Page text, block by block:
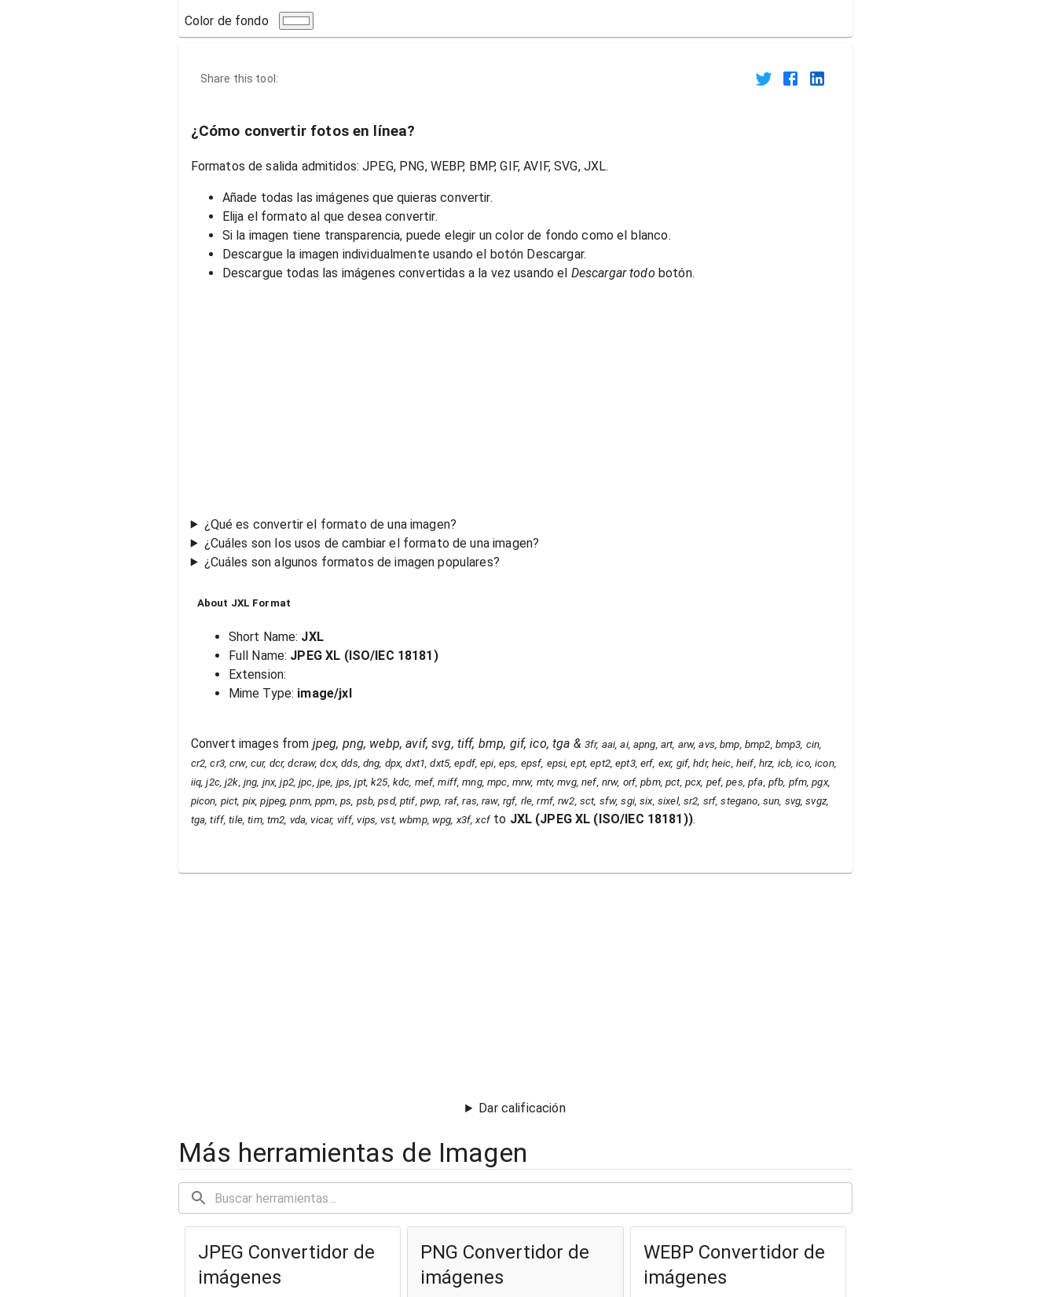
Color de fondo
Share this tool:
¿Cómo convertir fotos en línea?
Formatos de salida admitidos: JPEG, PNG, WEBP, BMP, GIF, AVIF, SVG, JXL.
Añade todas las imágenes que quieras convertir.
Elija el formato al que desea convertir.
Si la imagen tiene transparencia, puede elegir un color de fondo como el blanco.
Descargue la imagen individualmente usando el botón Descargar.
Descargue todas las imágenes convertidas a la vez usando el Descargar todo botón.
¿Qué es convertir el formato de una imagen?
¿Cuáles son los usos de cambiar el formato de una imagen?
¿Cuáles son algunos formatos de imagen populares?
About JXL Format
Short Name: JXL
Full Name: JPEG XL (ISO/IEC 18181)
Extension:
Mime Type: image/jxl
Convert images from jpeg, png, webp, avif, svg, tiff, bmp, gif, ico, tga & 3fr, aai, ai, apng, art, arw, avs, bmp, bmp2, bmp3, cin,
cr2, cr3, crw, cur, dcr, dcraw, dcx, dds, dng, dpx, dxt1, dxt5, epdf, epi, eps, epsf, epsi, ept, ept2, ept3, erf, exr, gif, hdr, heic, heif, hrz, icb, ico, icon,
iiq, j2c, j2k, jng, jnx, jp2, jpc, jpe, jps, jpt, k25, kdc, mef, miff, mng, mpc, mrw, mtv, mvg, nef, nrw, orf, pbm, pct, pcx, pef, pes, pfa, pfb, pfm, pgx,
picon, pict, pix, pjpeg, pnm, ppm, ps, psb, psd, ptif, pwp, raf, ras, raw, rgf, rle, rmf, rw2, sct, sfw, sgi, six, sixel, sr2, srf, stegano, sun, svg, svgz,
tga, tiff, tile, tim, tm2, vda, vicar, viff, vips, vst, wbmp, wpg, x3f, xcfto JXL(JPEG XL (ISO/IEC 18181)).
Dar calificación
Más herramientas de Imagen
JPEG Convertidor de
imágenes
PNG Convertidor de
imágenes
WEBP Convertidor de
imágenes